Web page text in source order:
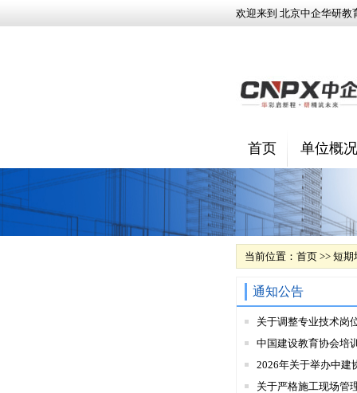
欢迎来到 北京中企华研教
首页 单位概况
当前位置： 首页 >> 短期
通知公告
关于调整专业技术岗
中国建设教育协会培
2026年关于举办中建
关于严格施工现场管